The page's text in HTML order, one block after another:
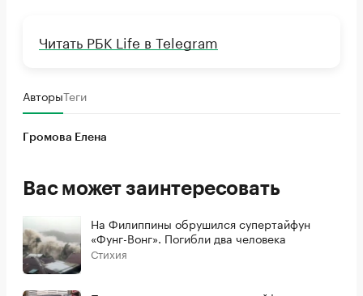
Читать РБК Life в Telegram
АвторыТеги
Громова Елена
Вас может заинтересовать
На Филиппины обрушился супертайфун
«Фунг-Вонг». Погибли два человека
Стихия